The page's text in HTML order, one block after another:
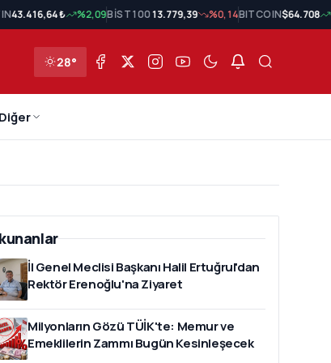
43.416,64 ₺ %2,09BİST 10013.779,39 %0,14BITCOIN$64.708
28°
Diğer
İl Genel Meclisi Başkanı Halil Ertuğrul'dan
Rektör Erenoğlu'na Ziyaret
Milyonların Gözü TÜİK'te: Memur ve
Emeklilerin Zammı Bugün Kesinleşecek